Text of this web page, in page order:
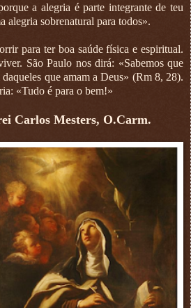
a alegria é parte integrante de teu
alegria sobrenatural para todos».
para ter boa saúde física e espiritual.
São Paulo nos dirá: «Sabemos que
que amam a Deus» (Rm 8, 28).
«Tudo é para o bem!»
Carlos Mesters, O.Carm.